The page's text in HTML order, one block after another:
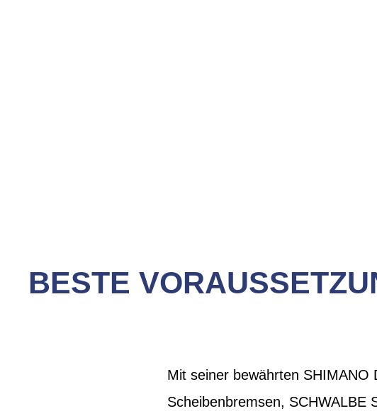
BESTE
Mit seiner bewährten SHIMANO
Scheibenbremsen, SCHWALBE